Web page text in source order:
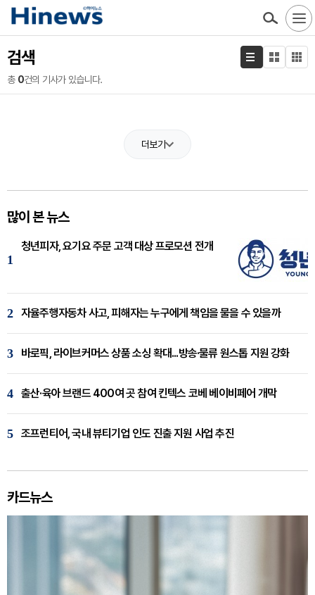
검색
총 0건의 기사가 있습니다.
더보기
많이 본 뉴스
1
청년피자, 요기요 주문 고객 대상 프로모션 전개
2 자율주행자동차 사고, 피해자는 누구에게 책임을 물을 수 있을까
3 바로픽, 라이브커머스 상품 소싱 확대...방송·물류 원스톱 지원 강화
4 출산·육아 브랜드 400여 곳 참여 킨텍스 코베 베이비페어 개막
5 조프런티어, 국내 뷰티기업 인도 진출 지원 사업 추진
카드뉴스